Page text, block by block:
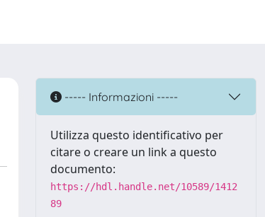
----- Informazioni -----
Utilizza questo identificativo per
citare o creare un link a questo
documento:
https://hdl.handle.net/10589/1412
89